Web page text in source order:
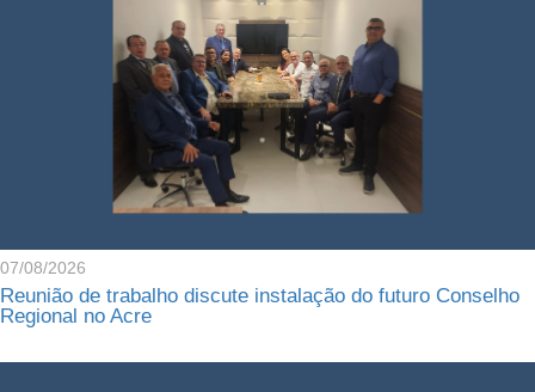
07/08/2026
Reunião de trabalho discute instalação do futuro Conselho
Regional no Acre